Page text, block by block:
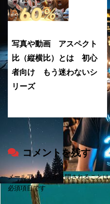
写真や動画 アスペクト
比（縦横比）とは 初心
者向け もう迷わないシ
リーズ
コメントを残す
メールアドレスが公開されること
必須項目です